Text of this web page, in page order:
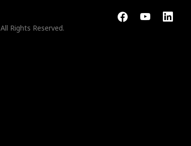
All Rights Reserved.